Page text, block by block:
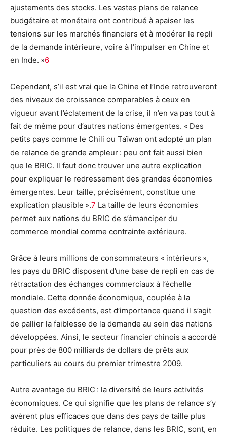
ajustements des stocks. Les vastes plans de relance
budgétaire et monétaire ont contribué à apaiser les
tensions sur les marchés financiers et à modérer le repli
de la demande intérieure, voire à l’impulser en Chine et
en Inde. »6
Cependant, s’il est vrai que la Chine et l’Inde retrouveront
des niveaux de croissance comparables à ceux en
vigueur avant l’éclatement de la crise, il n’en va pas tout à
fait de même pour d’autres nations émergentes. « Des
petits pays comme le Chili ou Taïwan ont adopté un plan
de relance de grande ampleur : peu ont fait aussi bien
que le BRIC. Il faut donc trouver une autre explication
pour expliquer le redressement des grandes économies
émergentes. Leur taille, précisément, constitue une
explication plausible ».7 La taille de leurs économies
permet aux nations du BRIC de s’émanciper du
commerce mondial comme contrainte extérieure.
Grâce à leurs millions de consommateurs « intérieurs »,
les pays du BRIC disposent d’une base de repli en cas de
rétractation des échanges commerciaux à l’échelle
mondiale. Cette donnée économique, couplée à la
question des excédents, est d’importance quand il s’agit
de pallier la faiblesse de la demande au sein des nations
développées. Ainsi, le secteur financier chinois a accordé
pour près de 800 milliards de dollars de prêts aux
particuliers au cours du premier trimestre 2009.
Autre avantage du BRIC : la diversité de leurs activités
économiques. Ce qui signifie que les plans de relance s’y
avèrent plus efficaces que dans des pays de taille plus
réduite. Les politiques de relance, dans les BRIC, sont, en